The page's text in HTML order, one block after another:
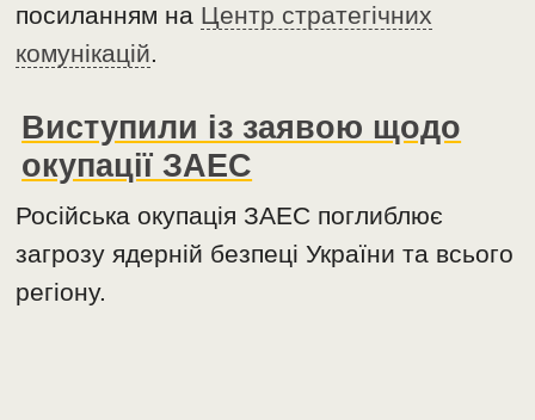
посиланням на Центр стратегічних
комунікацій.
Виступили із заявою щодо
окупації ЗАЕС
Російська окупація ЗАЕС поглиблює
загрозу ядерній безпеці України та всього
регіону.